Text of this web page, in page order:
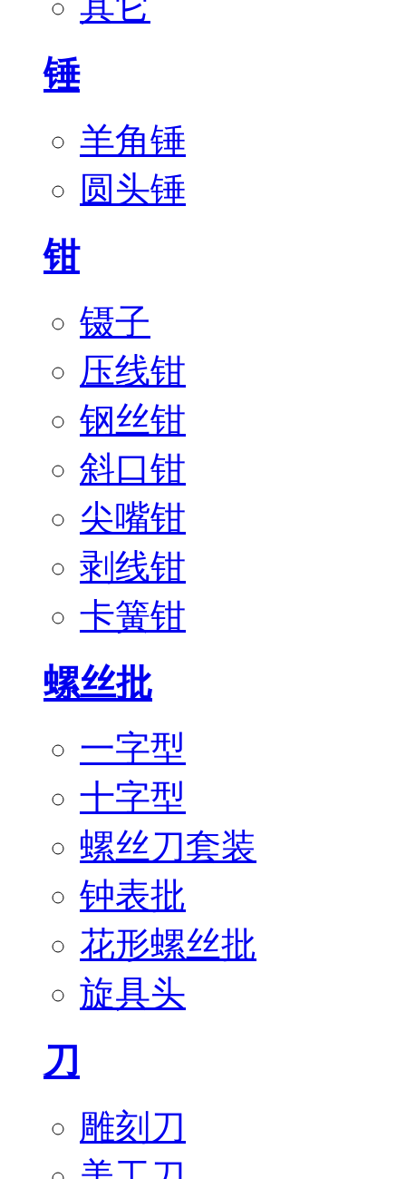
锤
羊角锤
圆头锤
钳
镊子
压线钳
钢丝钳
斜口钳
尖嘴钳
剥线钳
卡簧钳
螺丝批
一字型
十字型
螺丝刀套装
钟表批
花形螺丝批
旋具头
刀
雕刻刀